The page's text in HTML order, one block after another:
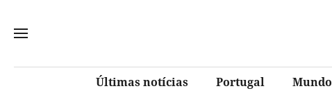
Últimas notícias Portugal Mundo